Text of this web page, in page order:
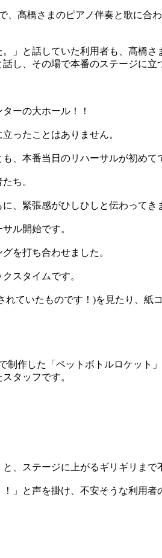
、髙橋さまのピアノ伴奏と歌に
」と話していた利用者も、髙橋
し、その場で本番のステージに立
ーの大ホール！！
ったことはありません。
、本番当日のリハーサルが初めて
ち。
、緊張感がひしひしと伝わってき
ル開始です。
を打ち合わせました。
スタイムです。
ていたものです！)を見たり、紙
制作した「ペットボトルロケッ
タッフです。
、ステージに上がるギリギリまで
」と声を掛け、不安そうな利